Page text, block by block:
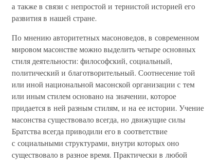
а также в связи с непростой и тернистой историей его
развития в нашей стране.
По мнению авторитетных масоноведов, в современном
мировом масонстве можно выделить четыре основных
стиля деятельности: философский, социальный,
политический и благотворительный. Соотнесение той
или иной национальной масонской организации с тем
или иным стилем основано на значении, которое
придается в ней разным стилям, и на ее истории. Учение
масонства существовало всегда, но движущие силы
Братства всегда приводили его в соответствие
с социальными структурами, внутри которых оно
существовало в разное время. Практически в любой